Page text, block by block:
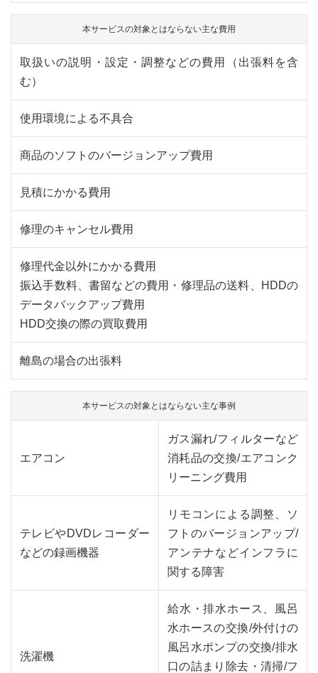
本サービスの対象とはならない主な費用
取扱いの説明・設定・調整などの費用（出張料を含
む）
使用環境による不具合
商品のソフトのバージョンアップ費用
見積にかかる費用
修理のキャンセル費用
修理代金以外にかかる費用
振込手数料、書留などの費用・修理品の送料、HDDの
データバックアップ費用
HDD交換の際の買取費用
離島の場合の出張料
本サービスの対象とはならない主な事例
エアコン
ガス漏れ/フィルターなど
消耗品の交換/エアコンク
リーニング費用
テレビやDVDレコーダー
などの録画機器
リモコンによる調整、ソ
フトのバージョンアップ/
アンテナなどインフラに
関する障害
洗濯機
給水・排水ホース、風呂
水ホースの交換/外付けの
風呂水ポンプの交換/排水
口の詰まり除去・清掃/フ